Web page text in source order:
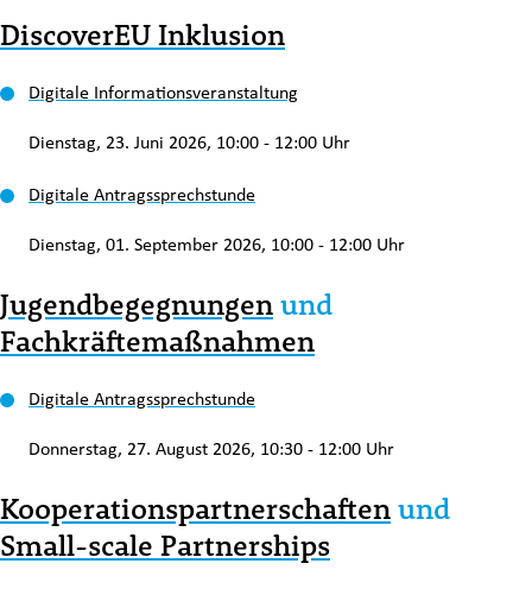
DiscoverEU Inklusion
Digitale Informationsveranstaltung
Dienstag, 23. Juni 2026, 10:00 - 12:00 Uhr
Digitale Antragssprechstunde
Dienstag, 01. September 2026, 10:00 - 12:00 Uhr
Jugendbegegnungen und
Fachkräftemaßnahmen
Digitale Antragssprechstunde
Donnerstag, 27. August 2026, 10:30 - 12:00 Uhr
Kooperationspartnerschaften und
Small-scale Partnerships